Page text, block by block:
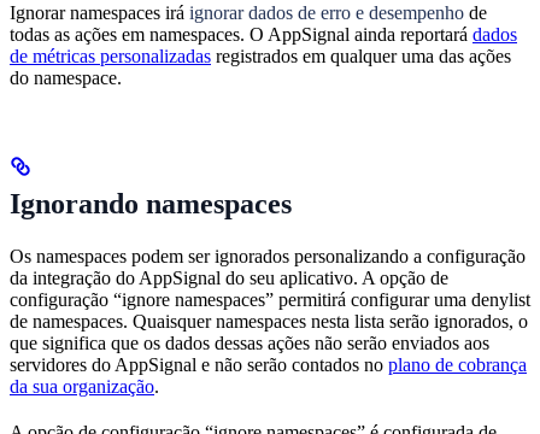
Ignorar namespaces irá ignorar dados de erro e desempenho de
todas as ações em namespaces. O AppSignal ainda reportará dados
de métricas personalizadas registrados em qualquer uma das ações
do namespace.
Ignorando namespaces
Os namespaces podem ser ignorados personalizando a configuração
da integração do AppSignal do seu aplicativo. A opção de
configuração “ignore namespaces” permitirá configurar uma denylist
de namespaces. Quaisquer namespaces nesta lista serão ignorados, o
que significa que os dados dessas ações não serão enviados aos
servidores do AppSignal e não serão contados no plano de cobrança
da sua organização.